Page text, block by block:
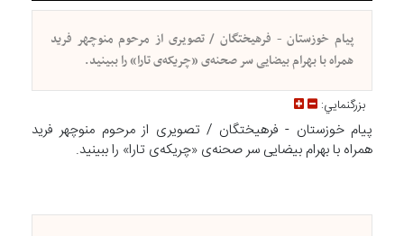
پیام خوزستان - فرهیختگان / تصویری از مرحوم منوچهر فرید
همراه با بهرام بیضایی سر صحنه‌ی «چریکه‌ی تارا» را ببینید.
بزرگنمايي:
پیام خوزستان - فرهیختگان / تصویری از مرحوم منوچهر فرید
همراه با بهرام بیضایی سر صحنه‌ی «چریکه‌ی تارا» را ببینید.